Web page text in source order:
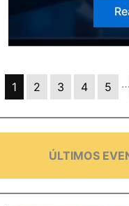
1 2 3 4 5 …
ÚLTIMOS